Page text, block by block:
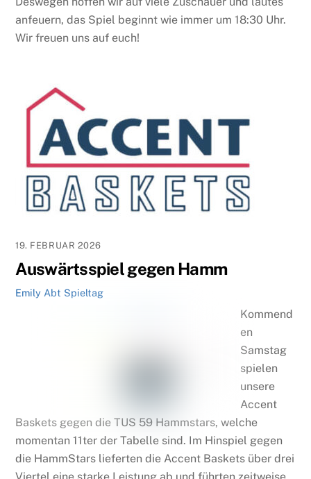
anfeuern, das Spiel beginnt wie immer um 18:30 Uhr.
Wir freuen uns auf euch!
19. FEBRUAR 2026
Auswärtsspiel gegen Hamm
Emily Abt Spieltag
Kommend
en
Samstag
spielen
unsere
Accent
Baskets gegen die TUS 59 Hammstars, welche
momentan 11ter der Tabelle sind. Im Hinspiel gegen
die HammStars lieferten die Accent Baskets über drei